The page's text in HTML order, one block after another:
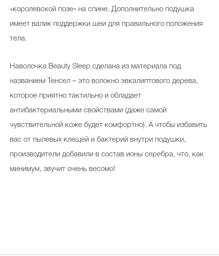
«королевской позе» на спине. Дополнительно подушка
имеет валик поддержки шеи для правильного положения
тела.
Наволочка Beauty Sleep сделана из материала под
названием Тенсел – это волокно эвкалиптового дерева,
которое приятно тактильно и обладает
антибактериальными свойствами (даже самой
чувствительной коже будет комфортно). А чтобы избавить
вас от пылевых клещей и бактерий внутри подушки,
производители добавили в состав ионы серебра, что, как
минимум, звучит очень весомо!